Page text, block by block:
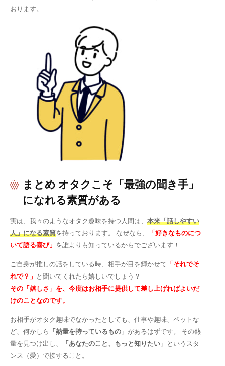
おります。
まとめ オタクこそ「最強の聞き手」
になれる素質がある
実は、我々のようなオタク趣味を持つ人間は、 本来「話しやすい
人」になる素質を持っております。 なぜなら、
「好きなものにつ
いて語る喜び」 を誰よりも知っているからでございます！
ご自身が推しの話をしている時、相手が目を輝かせて 「それでそ
れで？」 と聞いてくれたら嬉しいでしょう？
その「嬉しさ」を、今度はお相手に提供して差し上げればよいだ
けのことなのです。
お相手がオタク趣味でなかったとしても、仕事や趣味、ペットな
ど、何かしら 「熱量を持っているもの」 があるはずです。 その熱
量を見つけ出し、
「あなたのこと、もっと知りたい」 というスタ
ンス（愛）で接すること。